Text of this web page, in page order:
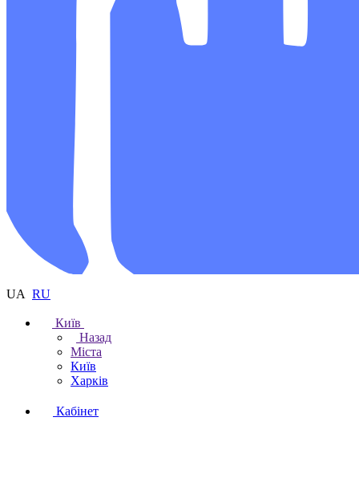
UA RU
Київ
Назад
Міста
Київ
Харків
Кабінет